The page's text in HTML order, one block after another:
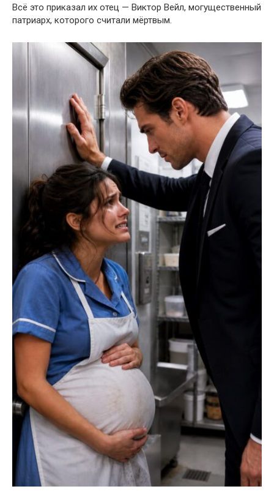
Всё это приказал их отец — Виктор Вейл, могущественный
патриарх, которого считали мёртвым.